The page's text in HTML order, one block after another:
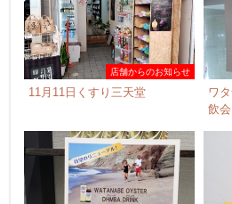
店舗からのお知らせ
11月11日くすり三天堂
ワ
飲会